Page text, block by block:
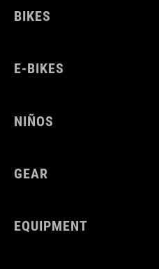
BIKES
E-BIKES
NIÑOS
GEAR
EQUIPMENT